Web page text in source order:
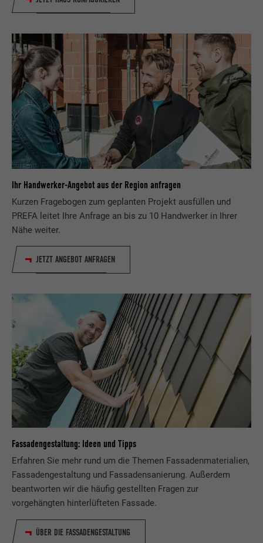
Ihr Handwerker-Angebot aus der Region anfragen
Kurzen Fragebogen zum geplanten Projekt ausfüllen und
PREFA leitet Ihre Anfrage an bis zu 10 Handwerker in Ihrer
Nähe weiter.
JETZT ANGEBOT ANFRAGEN
Fassadengestaltung: Ideen und Tipps
Erfahren Sie mehr rund um die Themen Fassadenmaterialien,
Fassadengestaltung und Fassadensanierung. Außerdem
beantworten wir die häufig gestellten Fragen zur
vorgehängten hinterlüfteten Fassade.
ÜBER DIE FASSADENGESTALTUNG